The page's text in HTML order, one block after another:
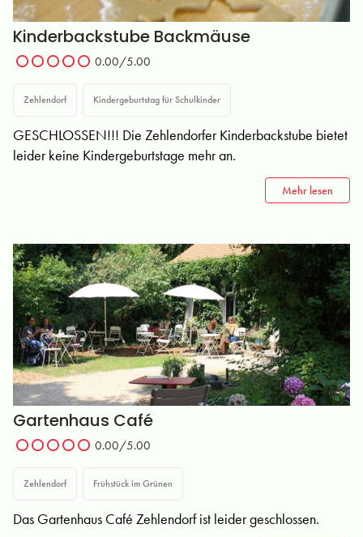
Kinderbackstube Backmäuse
0.00/5.00
Zehlendorf Kindergeburtstag für Schulkinder
GESCHLOSSEN!!! Die Zehlendorfer Kinderbackstube bietet
leider keine Kindergeburtstage mehr an.
Mehr lesen
Gartenhaus Café
0.00/5.00
Zehlendorf Frühstück im Grünen
Das Gartenhaus Café Zehlendorf ist leider geschlossen.